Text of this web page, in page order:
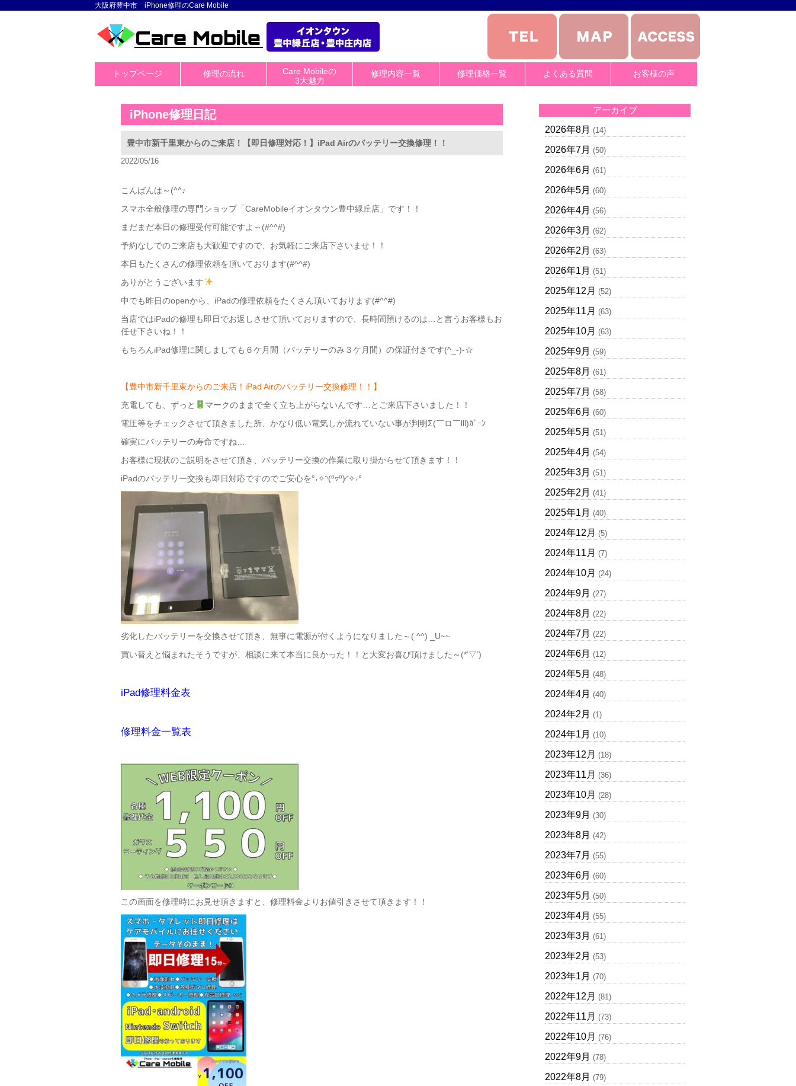
大阪府豊中市 iPhone修理のCare Mobile
トップページ 修理の流れ
Care Mobileの
3大魅力
修理内容一覧 修理価格一覧 よくある質問 お客様の声
iPhone修理日記
豊中市新千里東からのご来店！【即日修理対応！】iPad Airのバッテリー交換修理！！
2022/05/16
こんばんは～(^^♪
スマホ全般修理の専門ショップ「CareMobileイオンタウン豊中緑丘店」です！！
まだまだ本日の修理受付可能ですよ～(#^^#)
予約なしでのご来店も大歓迎ですので、お気軽にご来店下さいませ！！
本日もたくさんの修理依頼を頂いております(#^^#)
ありがとうございます
中でも昨日のopenから、iPadの修理依頼をたくさん頂いております(#^^#)
当店ではiPadの修理も即日でお返しさせて頂いておりますので、長時間預けるのは…と言うお客様もお
任せ下さいね！！
もちろんiPad修理に関しましても６ケ月間（バッテリーのみ３ケ月間）の保証付きです(^_-)-☆
【豊中市新千里東からのご来店！iPad Airのバッテリー交換修理！！】
充電しても、ずっと
マークのままで全く立ち上がらないんです…とご来店下さいました！！
電圧等をチェックさせて頂きました所、かなり低い電気しか流れていない事が判明Σ(￣ロ￣lll)ｶﾞｰﾝ
確実にバッテリーの寿命ですね…
お客様に現状のご説明をさせて頂き、バッテリー交換の作業に取り掛からせて頂きます！！
iPadのバッテリー交換も即日対応ですのでご安心を°˖✧◝(⁰▿⁰)◜✧˖°
劣化したバッテリーを交換させて頂き、無事に電源が付くようになりました～( ^^) _U~~
買い替えと悩まれたそうですが、相談に来て本当に良かった！！と大変お喜び頂けました～(*’▽’)
iPad修理料金表
修理料金一覧表
この画面を修理時にお見せ頂きますと、修理料金よりお値引きさせて頂きます！！
アーカイブ
2026年8月 (14)
2026年7月 (50)
2026年6月 (61)
2026年5月 (60)
2026年4月 (56)
2026年3月 (62)
2026年2月 (63)
2026年1月 (51)
2025年12月 (52)
2025年11月 (63)
2025年10月 (63)
2025年9月 (59)
2025年8月 (61)
2025年7月 (58)
2025年6月 (60)
2025年5月 (51)
2025年4月 (54)
2025年3月 (51)
2025年2月 (41)
2025年1月 (40)
2024年12月 (5)
2024年11月 (7)
2024年10月 (24)
2024年9月 (27)
2024年8月 (22)
2024年7月 (22)
2024年6月 (12)
2024年5月 (48)
2024年4月 (40)
2024年2月 (1)
2024年1月 (10)
2023年12月 (18)
2023年11月 (36)
2023年10月 (28)
2023年9月 (30)
2023年8月 (42)
2023年7月 (55)
2023年6月 (60)
2023年5月 (50)
2023年4月 (55)
2023年3月 (61)
2023年2月 (53)
2023年1月 (70)
2022年12月 (81)
2022年11月 (73)
2022年10月 (76)
2022年9月 (78)
2022年8月 (79)